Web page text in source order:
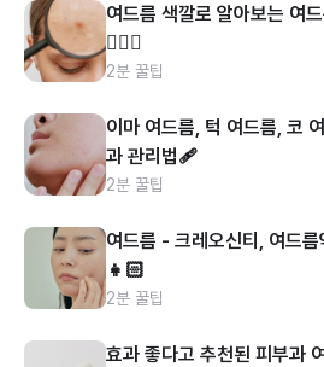
여드름 색깔로 알아보는 여
👩🏻‍⚕️
2분 꿀팁
이마 여드름, 턱 여드름, 코
과 관리법🩹
2분 꿀팁
여드름 - 크레오신티, 여드
👧🏻
2분 꿀팁
효과 좋다고 추천된 피부과